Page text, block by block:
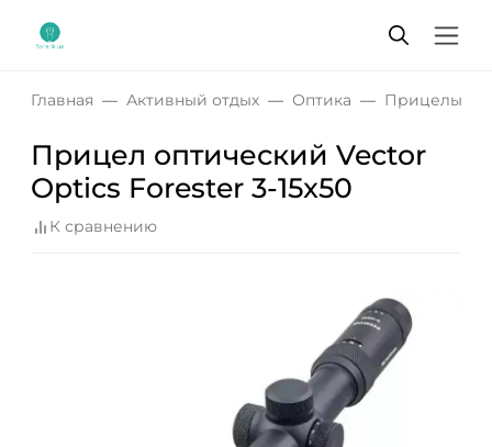
Главная Активный отдых Оптика Прицелы
Прицел оптический Vector
Optics Forester 3-15x50
К сравнению